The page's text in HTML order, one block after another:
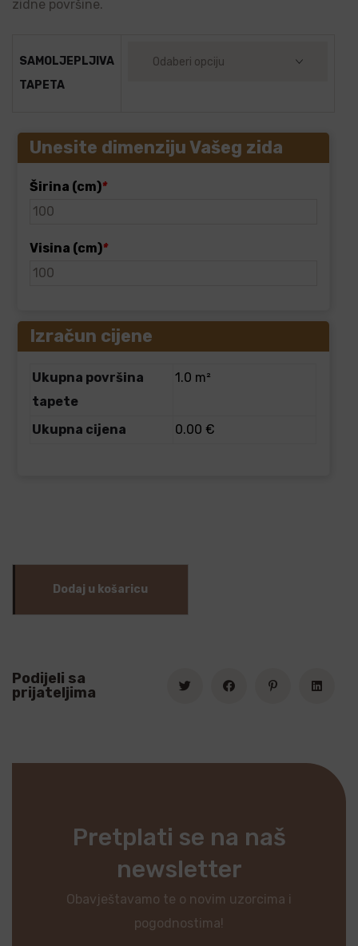
zidne površine.
SAMOLJEPLJIVA
TAPETA
Unesite dimenziju Vašeg zida
Širina (cm)*
Visina (cm)*
Izračun cijene
Ukupna površina
tapete
1.0 m²
Ukupna cijena 0.00 €
Dodaj u košaricu
Podijeli sa
prijateljima
Pretplati se na naš
newsletter
Obavještavamo te o novim uzorcima i
pogodnostima!